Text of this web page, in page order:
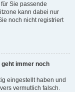
Sie passende
kann dabei nur
noch nicht registriert
geht immer noch
eingestellt haben und
vermutlich falsch.